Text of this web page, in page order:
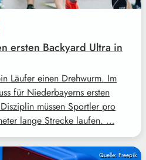
ersten Backyard Ultra in
Läufer einen Drehwurm. Im
für Niederbayerns ersten
müssen Sportler pro
lange Strecke laufen. …
Quelle: Freepik